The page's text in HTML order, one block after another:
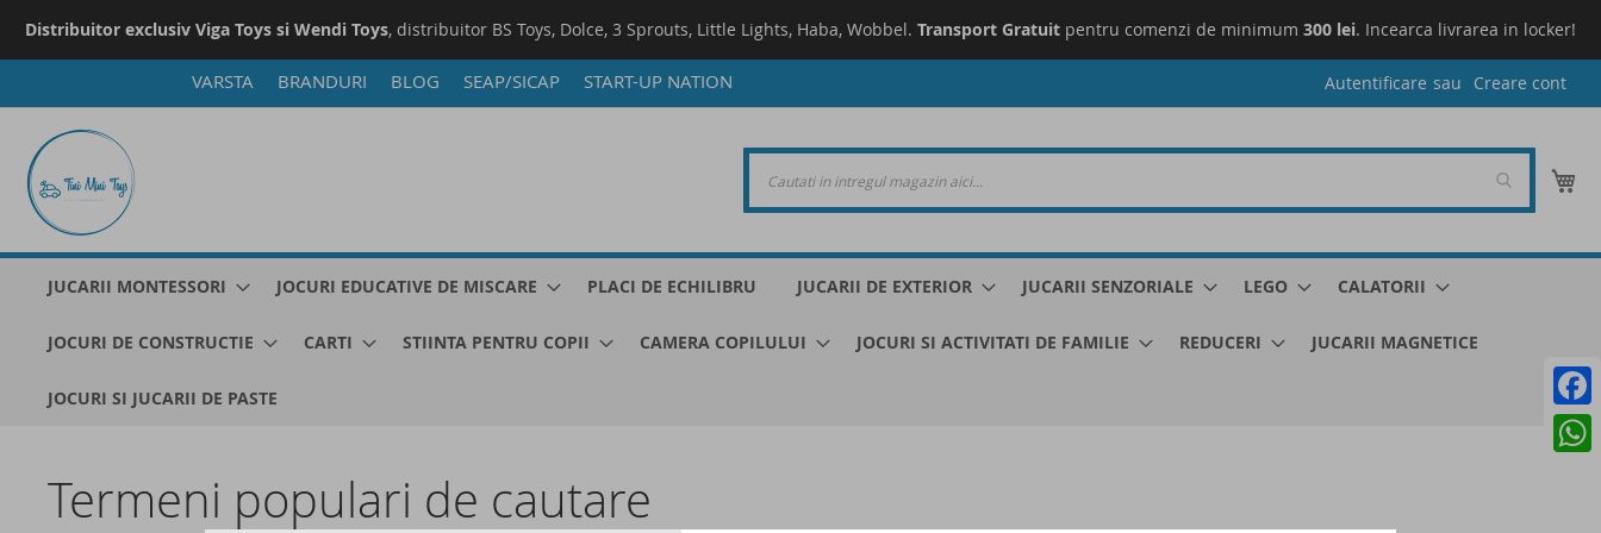
Distribuitor exclusiv Viga Toys si Wendi Toys, distribuitor BS Toys, Dolce, 3 Sprouts, Little Lights, Haba, Wobbel. Transport Gratuit pentru comenzi de minimum 300 lei. Incearca livrarea in locker!
la
Continut
Autentificare Creare cont
VARSTA BRANDURI BLOG SEAP/SICAP START-UP NATION
JUCARII MONTESSORI JOCURI EDUCATIVE DE MISCARE PLACI DE ECHILIBRU JUCARII DE EXTERIOR JUCARII SENZORIALE LEGO CALATORII
JOCURI DE CONSTRUCTIE CARTI STIINTA PENTRU COPII CAMERA COPILULUI JOCURI SI ACTIVITATI DE FAMILIE REDUCERI JUCARII MAGNETICE
JOCURI SI JUCARII DE PASTE
Termeni populari de cautare